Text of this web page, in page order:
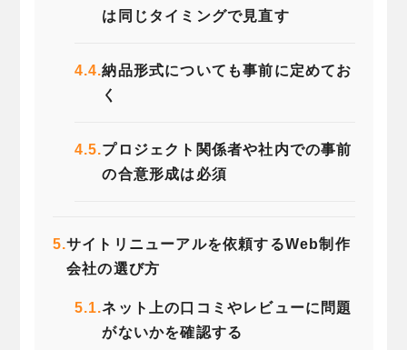
は同じタイミングで見直す
4.4.納品形式についても事前に定めてお
く
4.5.プロジェクト関係者や社内での事前
の合意形成は必須
5.サイトリニューアルを依頼するWeb制作
会社の選び方
5.1.ネット上の口コミやレビューに問題
がないかを確認する